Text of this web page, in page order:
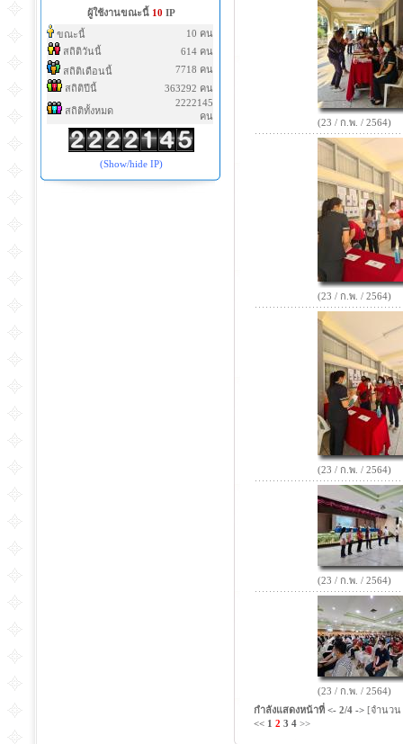
ผู้ใช้งานขณะนี้ 10 IP
ขณะนี้
10 คน
สถิติวันนี้
614 คน
สถิติเดือนนี้
7718 คน
สถิติปีนี้
363292 คน
สถิติทั้งหมด
2222145
คน
(Show/hide IP)
(23 / ก.พ. / 2564)
(23 / ก.พ. / 2564)
(23 / ก.พ. / 2564)
(23 / ก.พ. / 2564)
(23 / ก.พ. / 2564)
กำลังแสดงหน้าที่ <- 2/4 -> [จำนวน
<< 1 2 3 4 >>